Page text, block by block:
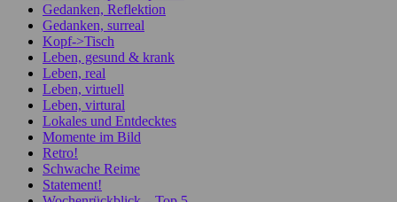
Gedanken, Reflektion
Gedanken, surreal
Kopf->Tisch
Leben, gesund & krank
Leben, real
Leben, virtuell
Leben, virtural
Lokales und Entdecktes
Momente im Bild
Retro!
Schwache Reime
Statement!